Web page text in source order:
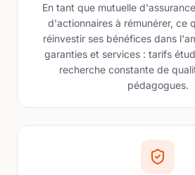
En tant que mutuelle
d'actionnaires à rémunérer, ce
réinvestir ses bénéfices dans
garanties et services : tarifs
recherche constante de
pédagogues.